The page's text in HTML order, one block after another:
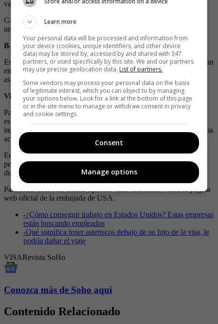
vacaciones.
Cabe resaltar que la duración máxima para este tipo de visas es de
una estancia de seis meses.
B-1 o de negocios
Este tipo de documento destinado a no migrantes, sino que necesitan
entrar al país por negocio, aquí se incluye personal científico, de
asistencia educativa, e incluso a empleadas domésticas y niñas.
Visa F1 o de estudiante
Para las personas que desean entrar a EE. UU. para realizar
estudios, existe la visa F1, la cual le permite a los extranjeros a
ingresar al país norteamericano, e iniciar sus estudios en el programa
académico de su elección.
En este caso también existe la visa M1, la cual está diseñada para
personas que desean estudiar en programas vocacionales de corta
duración.
Para saber sobre los demás tipos de visas existentes, visite la página
web oficial de la embajada de USA.
-¿Cómo conseguir trabajo en Estados Unidos? Estas empresas
están buscando empleados
-Qué significa tener asteriscos debajo de su foto de la visa, le
podría dañar el viaje
VISARevista SoHo
Conozca más de Soho aquí
Contenido Relacionado
Learn more
Your personal data will be processed and information from
your device (cookies, unique identifiers, and other device
data) may be stored by, accessed by and shared with 347
partners, or used specifically by this site. We and our partners
may use precise geolocation data. List of partners.
Some vendors may process your personal data on the basis
of legitimate interest, which you can object to by managing
your options below. Look for a link at the bottom of this page
or in the site menu to manage or withdraw consent in privacy
and cookie settings.
Consent
Manage options